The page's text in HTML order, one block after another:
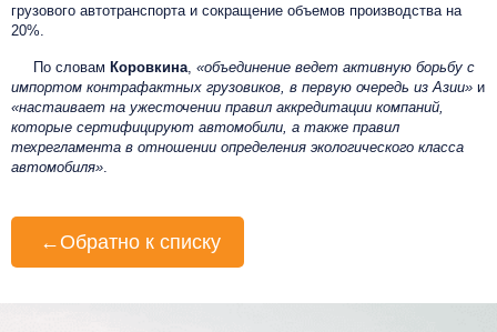
грузового автотранспорта и сокращение объемов производства на
20%.
По словам Коровкина «объединение ведет активную борьбу с
импортом контрафактных грузовиков, в первую очередь из Азии» и
«настаивает на ужесточении правил аккредитации компаний,
которые сертифицируют автомобили, а также правил
техрегламента в отношении определения экологического класса
автомобиля»
← Обратно к списку